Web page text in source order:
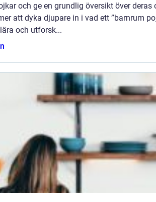
och ge en grundlig översikt över deras
att dyka djupare in i vad ett ”barnrum
och utforsk...